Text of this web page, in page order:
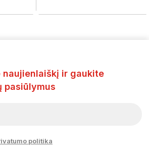
naujienlaiškį ir gaukite
pasiūlymus
politika